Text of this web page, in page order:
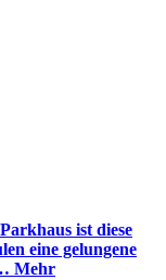
ist diese
eine gelungene
Mehr